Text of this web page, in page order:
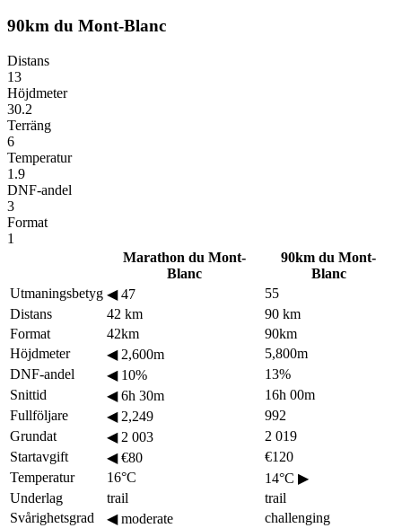
90km du Mont-Blanc
Distans
13
Höjdmeter
30.2
Terräng
6
Temperatur
1.9
DNF-andel
3
Format
1
Marathon du Mont-
Blanc
90km du Mont-
Blanc
Utmaningsbetyg ◀47
55
Distans
42 km
90 km
Format
42km
90km
Höjdmeter
◀2,600m
5,800m
DNF-andel
◀10%
13%
Snittid
◀6h 30m
16h 00m
Fullföljare
◀2,249
992
Grundat
◀2 003
2 019
Startavgift
◀€80
€120
Temperatur
16°C 14°C ▶
Underlag
trail
trail
Svårighetsgrad
◀moderate
challenging